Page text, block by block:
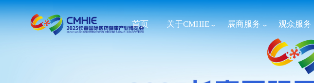
首页 关于CMHIE 展商服务 观众服务